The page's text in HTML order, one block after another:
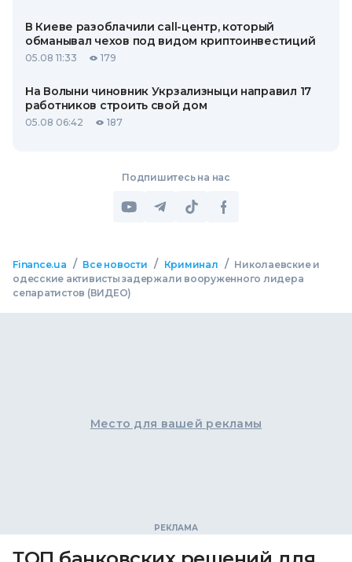
В Киеве разоблачили call-центр, который
обманывал чехов под видом криптоинвестиций
05.08 11:33 179
На Волыни чиновник Укрзализныци направил 17
работников строить свой дом
05.08 06:42 187
Подпишитесь на нас
Finance.ua / Все новости / Криминал / Николаевские и
одесские активисты задержали вооруженного лидера
сепаратистов (ВИДЕО)
Место для вашей рекламы